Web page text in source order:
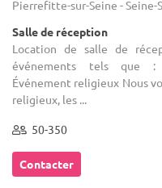
Pierrefitte-sur-Seine - Seine-
Salle de réception
Location de salle de
événements tels que :
Événement religieux Nous
religieux, les ...
50-350
Contacter